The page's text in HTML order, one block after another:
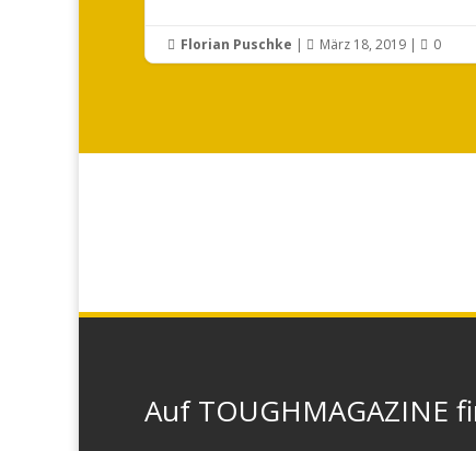
 Florian Puschke |  März 18, 2019 |  0
Auf TOUGHMAGAZINE